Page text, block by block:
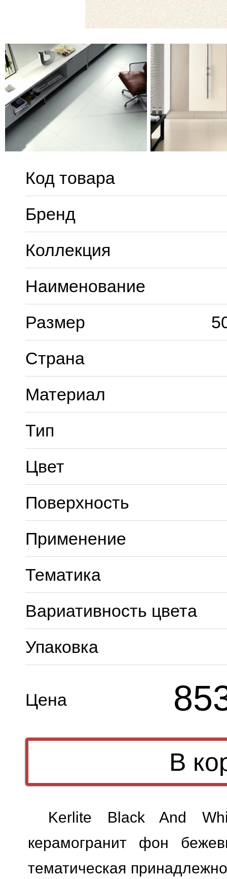
Код товара
Бренд
Коллекция
Наименование
Размер
Страна
Материал
Тип
Цвет
Поверхность
Применение
Тематика
Вариативность цвета
Упаковка
Цена
Kerlite Black And
керамогранит фон
тематическая